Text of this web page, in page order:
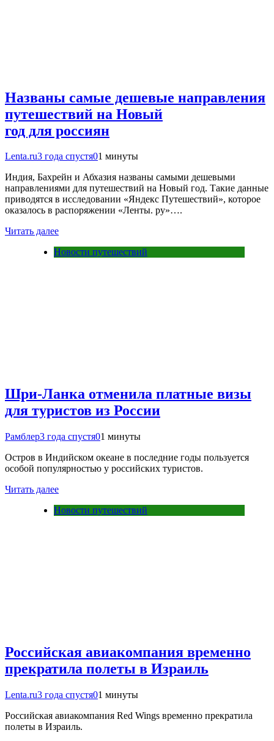
Названы самые дешевые направления
путешествий на Новый
год для россиян
Lenta.ru3 года спустя01 минуты
Индия, Бахрейн и Абхазия названы самыми дешевыми
направлениями для путешествий на Новый год. Такие данные
приводятся в исследовании «Яндекс Путешествий», которое
оказалось в распоряжении «Ленты. ру»….
Читать далее
Новости путешествий
Шри-Ланка отменила платные визы
для туристов из России
Рамблер3 года спустя01 минуты
Остров в Индийском океане в последние годы пользуется
особой популярностью у российских туристов.
Читать далее
Новости путешествий
Российская авиакомпания временно
прекратила полеты в Израиль
Lenta.ru3 года спустя01 минуты
Российская авиакомпания Red Wings временно прекратила
полеты в Израиль.